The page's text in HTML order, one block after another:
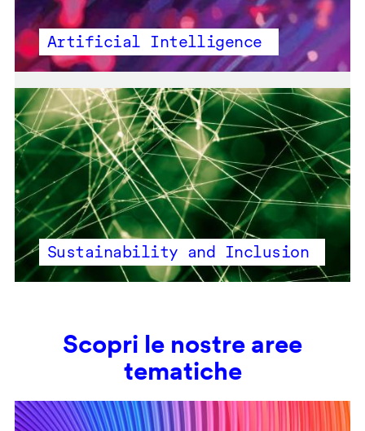
Artificial Intelligence
Sustainability and Inclusion
Scopri le nostre aree
tematiche